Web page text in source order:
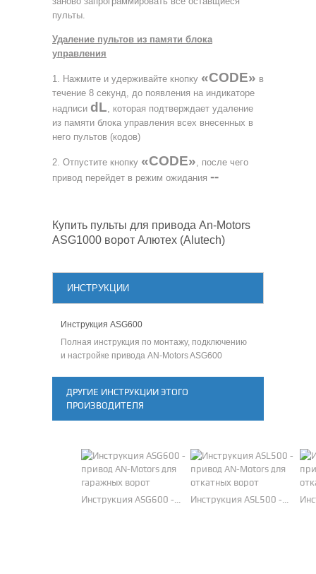
пульты.
Удаление пультов из памяти блока
управления
1. Нажмите и удерживайте кнопку «CODE» в
течение 8 секунд, до появления на индикаторе
надписи dL, которая подтверждает удаление
из памяти блока управления всех внесенных в
него пультов (кодов)
2. Отпустите кнопку «CODE», после чего
привод перейдет в режим ожидания --
Купить пульты для привода An-Motors
ASG1000 ворот Алютех (Alutech)
ИНСТРУКЦИИ
Инструкция ASG600
Полная инструкция по монтажу, подключению
и настройке привода AN-Motors ASG600
ДРУГИЕ ИНСТРУКЦИИ ЭТОГО
ПРОИЗВОДИТЕЛЯ
Инструкция ASG600 -... Инструкция ASL500 -...